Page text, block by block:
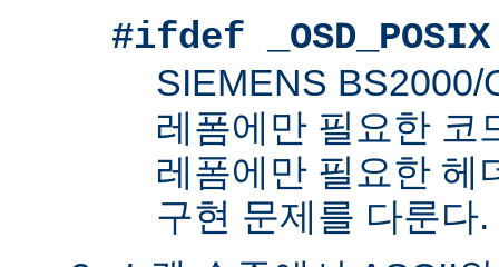
#ifdef _OSD_POSIX
SIEMENS BS2000/
레폼에만 필요한 코
레폼에만 필요한 헤
구현 문제를 다룬다.